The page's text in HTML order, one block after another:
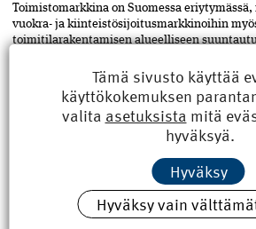
Toimistomarkkina on Suo­mes­sa
vuokra- ja kiinteistösijoitusmarkkinoihin
toimitilarakentamisen alueelliseen
Vanhoja betonielementtejä
Tampereella on tänä syksynä asennettu
betonielementtejä kiertotalouden
kokeilukohteessa. Vuosi sitten Skanska ja
Tampereen keskustas...
Tämä sivusto käyttää
käyttökokemuksen
valita asetuksista mitä
hyväksyä.
Hyväksy
Hyväksy vain